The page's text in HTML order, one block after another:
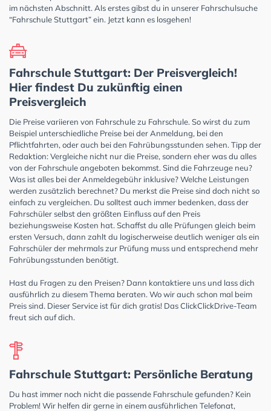
im nächsten Abschnitt. Als erstes gibst du in unserer Fahrschulsuche
“Fahrschule Stuttgart” ein. Jetzt kann es losgehen!
Fahrschule Stuttgart: Der Preisvergleich!
Hier findest Du zukünftig einen
Preisvergleich
Die Preise variieren von Fahrschule zu Fahrschule. So wirst du zum
Beispiel unterschiedliche Preise bei der Anmeldung, bei den
Pflichtfahrten, oder auch bei den Fahrübungsstunden sehen. Tipp der
Redaktion: Vergleiche nicht nur die Preise, sondern eher was du alles
von der Fahrschule angeboten bekommst. Sind die Fahrzeuge neu?
Was ist alles bei der Anmeldegebühr inklusive? Welche Leistungen
werden zusätzlich berechnet? Du merkst die Preise sind doch nicht so
einfach zu vergleichen. Du solltest auch immer bedenken, dass der
Fahrschüler selbst den größten Einfluss auf den Preis
beziehungsweise Kosten hat. Schaffst du alle Prüfungen gleich beim
ersten Versuch, dann zahlt du logischerweise deutlich weniger als ein
Fahrschüler der mehrmals zur Prüfung muss und entsprechend mehr
Fahrübungsstunden benötigt.
Hast du Fragen zu den Preisen? Dann kontaktiere uns und lass dich
ausführlich zu diesem Thema beraten. Wo wir auch schon mal beim
Preis sind. Dieser Service ist für dich gratis! Das ClickClickDrive-Team
freut sich auf dich.
Fahrschule Stuttgart: Persönliche Beratung
Du hast immer noch nicht die passende Fahrschule gefunden? Kein
Problem! Wir helfen dir gerne in einem ausführlichen Telefonat,